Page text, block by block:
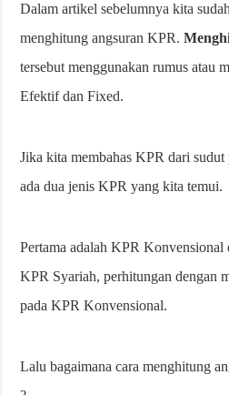
Dalam artikel sebelumnya kita
menghitung angsuran KPR.
tersebut menggunakan rumus atau
Efektif dan Fixed.
Jika kita membahas KPR dari
ada dua jenis KPR yang kita temui.
Pertama adalah KPR Konvensional
KPR Syariah, perhitungan dengan
pada KPR Konvensional.
Lalu bagaimana cara menghitung